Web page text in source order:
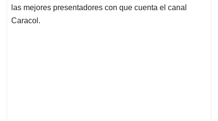
p
k
n
las mejores presentadores con que cuenta el canal
Caracol.